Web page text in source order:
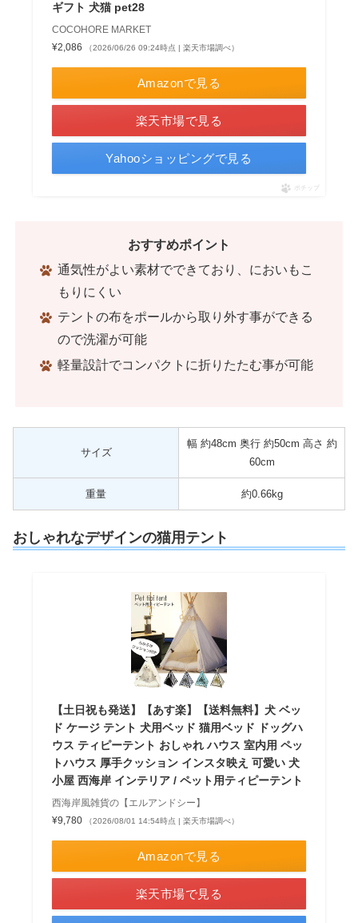
ギフト 犬猫 pet28
COCOHORE MARKET
¥2,086
（2026/06/26 09:24時点 | 楽天市場調べ）
Amazonで見る
楽天市場で見る
Yahooショッピングで見る
ポチップ
おすすめポイント
通気性がよい素材でできており、においもこ
もりにくい
テントの布をポールから取り外す事ができる
ので洗濯が可能
軽量設計でコンパクトに折りたたむ事が可能
サイズ
幅 約48cm 奥行 約50cm 高さ 約
60cm
重量 約0.66kg
おしゃれなデザインの猫用テント
【土日祝も発送】【あす楽】【送料無料】犬 ベッ
ド ケージ テント 犬用ベッド 猫用ベッド ドッグハ
ウス ティピーテント おしゃれ ハウス 室内用 ペッ
トハウス 厚手クッション インスタ映え 可愛い 犬
小屋 西海岸 インテリア / ペット用ティピーテント
西海岸風雑貨の【エルアンドシー】
¥9,780
（2026/08/01 14:54時点 | 楽天市場調べ）
Amazonで見る
楽天市場で見る